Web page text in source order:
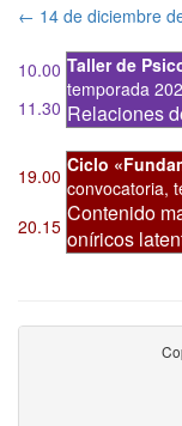
← 14 de diciembre
10.00 Taller de
temporada
Relaciones
11.30
19.00 Ciclo
convocatoria,
Contenido
oníricos
20.15